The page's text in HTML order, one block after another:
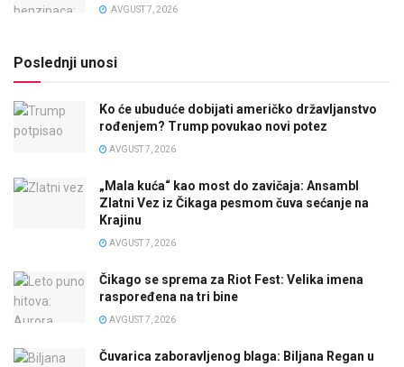
AVGUST 7, 2026
Poslednji unosi
Ko će ubuduće dobijati američko državljanstvo
rođenjem? Trump povukao novi potez
AVGUST 7, 2026
„Mala kuća“ kao most do zavičaja: Ansambl
Zlatni Vez iz Čikaga pesmom čuva sećanje na
Krajinu
AVGUST 7, 2026
Čikago se sprema za Riot Fest: Velika imena
raspoređena na tri bine
AVGUST 7, 2026
Čuvarica zaboravljenog blaga: Biljana Regan u